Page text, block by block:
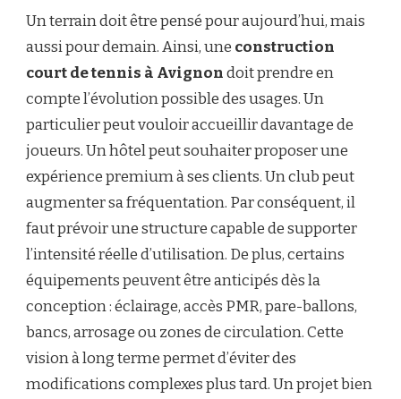
Un terrain doit être pensé pour aujourd’hui, mais
aussi pour demain. Ainsi, une construction
court de tennis à Avignondoit prendre en
compte l’évolution possible des usages. Un
particulier peut vouloir accueillir davantage de
joueurs. Un hôtel peut souhaiter proposer une
expérience premium à ses clients. Un club peut
augmenter sa fréquentation. Par conséquent, il
faut prévoir une structure capable de supporter
l’intensité réelle d’utilisation. De plus, certains
équipements peuvent être anticipés dès la
conception : éclairage, accès PMR, pare-ballons,
bancs, arrosage ou zones de circulation. Cette
vision à long terme permet d’éviter des
modifications complexes plus tard. Un projet bien